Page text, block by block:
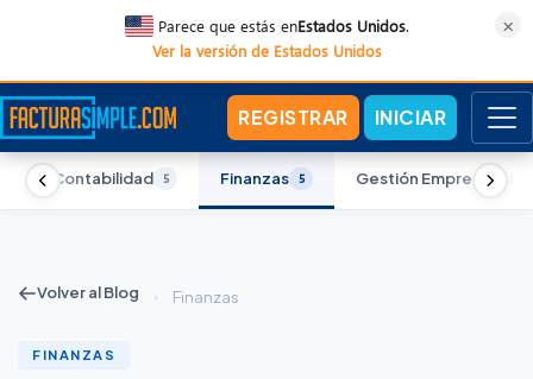
Parece que estás enEstados Unidos.
Ver la versión de Estados Unidos
×
REGISTRAR INICIAR
Contabilidad 5 Finanzas 5 Gestión Empresarial
Volver al Blog › Finanzas
FINANZAS